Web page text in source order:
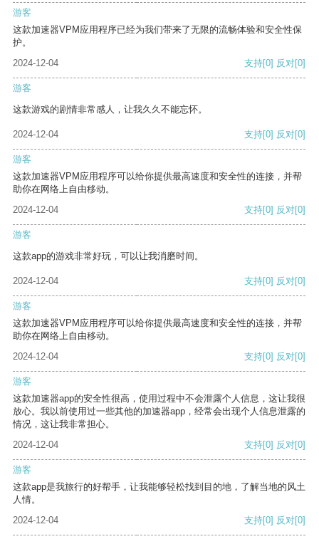
游客
这款加速器VPM应用程序已经为我们带来了无限的流畅体验和安全性保
护。
2024-12-04
支持[0] 反对[0]
游客
这款游戏的剧情非常感人，让我久久不能忘怀。
2024-12-04 支持[0] 反对[0]
游客
这款加速器VPM应用程序可以给你提供最高速度和安全性的连接，并帮
助你在网络上自由移动。
2024-12-04
支持[0] 反对[0]
游客
这款app的游戏非常好玩，可以让我消磨时间。
2024-12-04 支持[0] 反对[0]
游客
这款加速器VPM应用程序可以给你提供最高速度和安全性的连接，并帮
助你在网络上自由移动。
2024-12-04
支持[0] 反对[0]
游客
这款加速器app的安全性很高，使用过程中不会泄露个人信息，这让我很
放心。我以前使用过一些其他的加速器app，经常会出现个人信息泄露的
情况，这让我非常担心。
2024-12-04
支持[0] 反对[0]
游客
这款app是我旅行的好帮手，让我能够轻松找到目的地，了解当地的风土
人情。
2024-12-04
支持[0] 反对[0]